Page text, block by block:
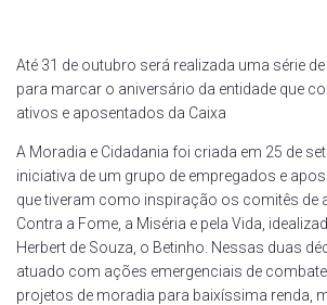
Até 31 de outubro será realizada uma série
para marcar o aniversário da entidade que
ativos e aposentados da Caixa
A Moradia e Cidadania foi criada em 25 de
iniciativa de um grupo de empregados e
que tiveram como inspiração os comitês de
Contra a Fome, a Miséria e pela Vida,
Herbert de Souza, o Betinho. Nessas duas
atuado com ações emergenciais de
projetos de moradia para baixíssima renda,